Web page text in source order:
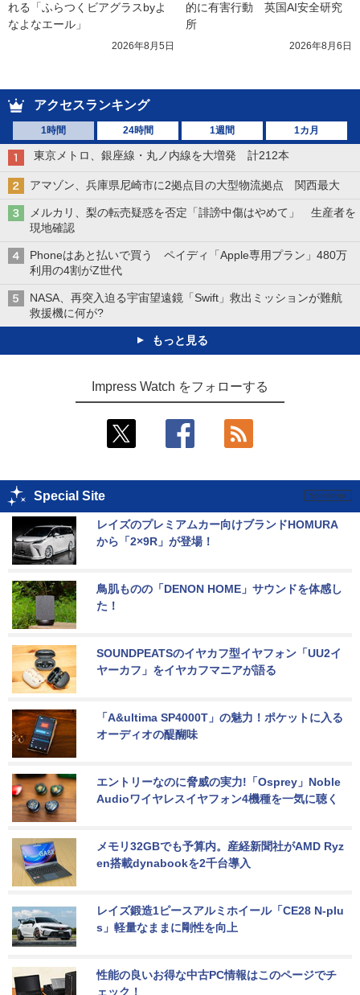
れる「ふらつくビアグラスbyよ
なよなエール」
2026年8月5日
的に有害行動　英国AI安全研究
所
2026年8月6日
アクセスランキング
1時間 24時間 1週間 1カ月
東京メトロ、銀座線・丸ノ内線を大増発 計212本
アマゾン、兵庫県尼崎市に2拠点目の大型物流拠点 関西最大
メルカリ、梨の転売疑惑を否定「誹謗中傷はやめて」 生産者を
現地確認
Phoneはあと払いで買う ペイディ「Apple専用プラン」480万
利用の4割がZ世代
NASA、再突入迫る宇宙望遠鏡「Swift」救出ミッションが難航
救援機に何が?
もっと見る
Impress Watch をフォローする
Special Site
レイズのプレミアムカー向けブランドHOMURA
から「2×9R」が登場！
鳥肌ものの「DENON HOME」サウンドを体感し
た！
SOUNDPEATSのイヤカフ型イヤフォン「UU2イ
ヤーカフ」をイヤカフマニアが語る
「A&ultima SP4000T」の魅力！ポケットに入る
オーディオの醍醐味
エントリーなのに脅威の実力!「Osprey」Noble
Audioワイヤレスイヤフォン4機種を一気に聴く
メモリ32GBでも予算内。産経新聞社がAMD Ryz
en搭載dynabookを2千台導入
レイズ鍛造1ピースアルミホイール「CE28 N-plu
s」軽量なままに剛性を向上
性能の良いお得な中古PC情報はこのページでチ
ェック！